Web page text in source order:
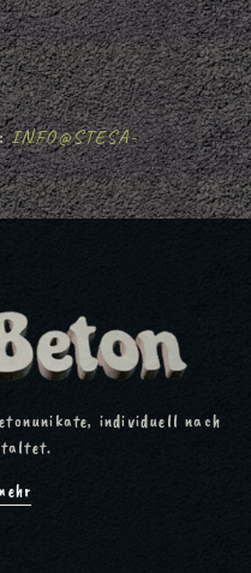
INFO@STESA-
individuell nach